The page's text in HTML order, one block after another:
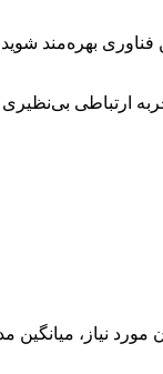
به شما کمک می‌کند تا از تمامی
نیاز،